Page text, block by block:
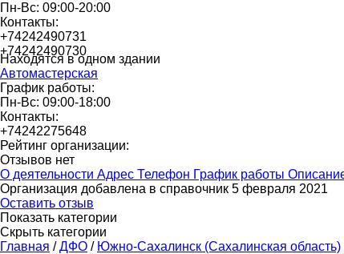
Пн-Вс: 09:00-20:00
Контакты:
+74242490731
+74242490730
Находятся в одном здании
Автомастерская
График работы:
Пн-Вс: 09:00-18:00
Контакты:
+74242275648
Рейтинг организации:
Отзывов нет
О деятельности Адрес Телефон График работы
Организация добавлена в справочник 5 февраля 2021
Оставить отзыв
Показать категории
Скрыть категории
Главная / ДФО / Южно-Сахалинск (Сахалинская область)